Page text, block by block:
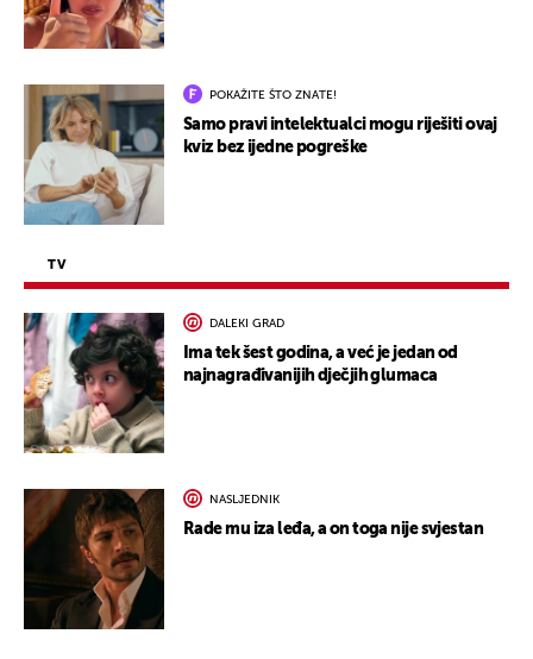
POKAŽITE ŠTO ZNATE!
Samo pravi intelektualci mogu riješiti ovaj
kviz bez ijedne pogreške
TV
DALEKI GRAD
Ima tek šest godina, a već je jedan od
najnagrađivanijih dječjih glumaca
NASLJEDNIK
Rade mu iza leđa, a on toga nije svjestan